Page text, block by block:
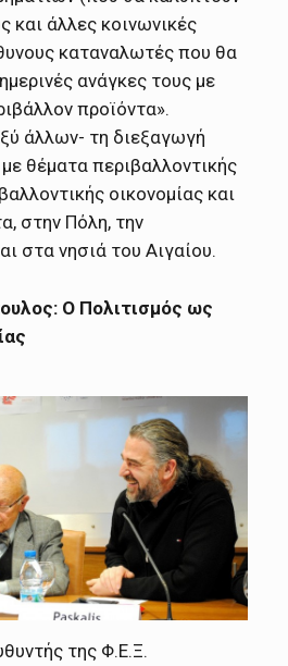
και άλλες κοινωνικές
καταναλωτές που θα
ανάγκες τους με
προϊόντα».
άλλων- τη διεξαγωγή
θέματα περιβαλλοντικής
οικονομίας και
στην Πόλη, την
στα νησιά του Αιγαίου.
Ο Πολιτισμός ως
της Φ.Ε.Ξ.